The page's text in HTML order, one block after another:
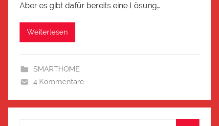
Aber es gibt dafür bereits eine Lösung…
Weiterlesen
SMARTHOME
4 Kommentare